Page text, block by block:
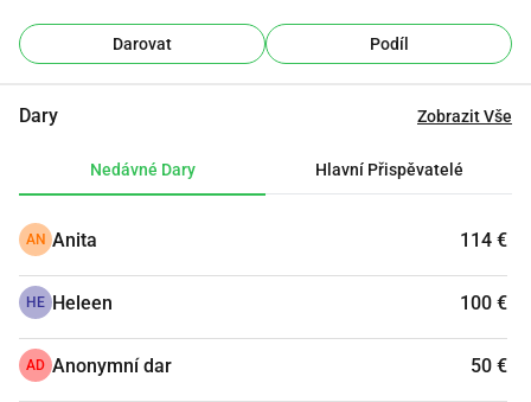
Darovat Podíl
Dary Zobrazit Vše
Nedávné Dary Hlavní Přispěvatelé
AN Anita 114 €
HE Heleen 100 €
AD Anonymní dar 50 €